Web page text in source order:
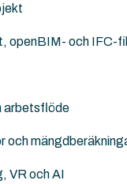
versioner
solutions
med Revit
bibliotek
openBIM- och IFC-
(.dxf, .dwg)
arbetsflöde
och
VR och AI